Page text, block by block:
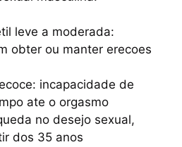
leve a moderada:
obter ou manter erecoes
incapacidade de
ate o orgasmo
no desejo sexual,
dos 35 anos